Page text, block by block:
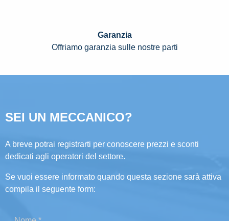
Garanzia
Offriamo garanzia sulle nostre parti
SEI UN MECCANICO?
A breve potrai registrarti per conoscere prezzi e sconti
dedicati agli operatori del settore.
Se vuoi essere informato quando questa sezione sarà attiva
compila il seguente form: